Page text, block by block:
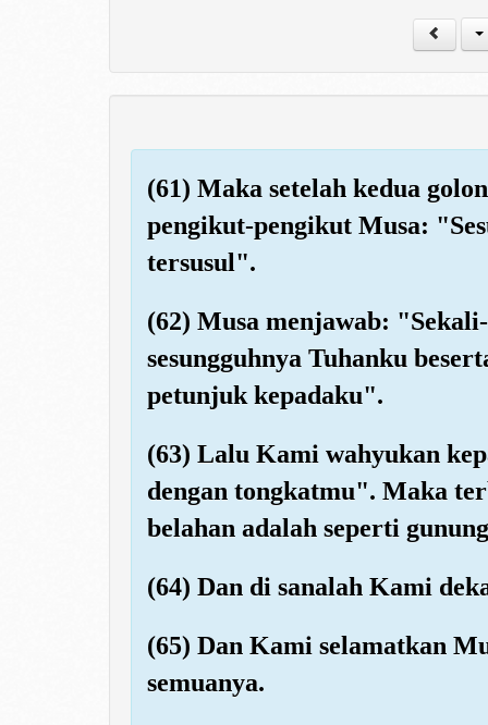
(61) Maka setelah kedua
pengikut-pengikut Musa:
tersusul".
(62) Musa menjawab:
sesungguhnya Tuhanku
petunjuk kepadaku".
(63) Lalu Kami wahyukan
dengan tongkatmu". Maka
belahan adalah seperti
(64) Dan di sanalah Kami
(65) Dan Kami selamatkan
semuanya.